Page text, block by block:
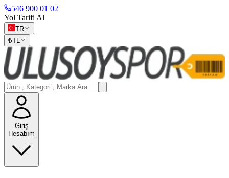
546 900 01 02
Yol Tarifi Al
TR
₺TL
Giriş
Hesabım